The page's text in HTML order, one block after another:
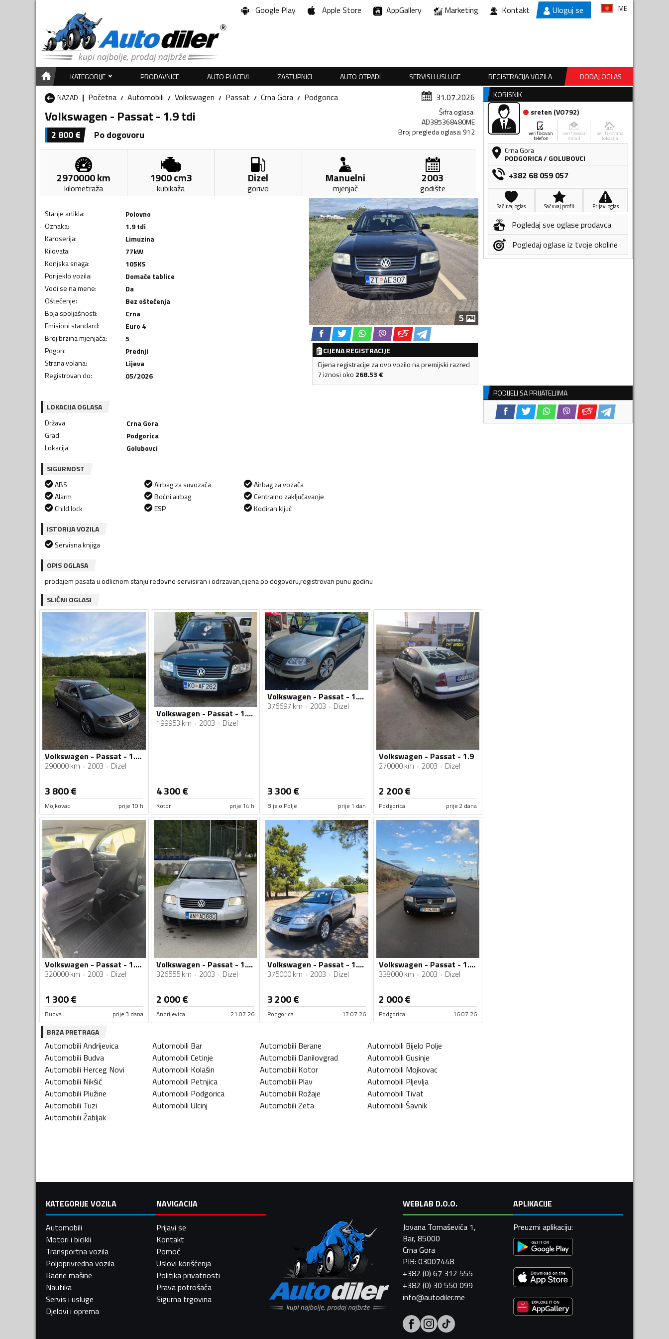
Google Play Apple Store AppGallery Marketing Kontakt Uloguj se ME
KATEGORIJE PRODAVNICE AUTO PLACEVI ZASTUPNICI AUTO OTPADI SERVISI I USLUGE REGISTRACIJA VOZILA
DODAJ OGLAS
NAZAD
Početna Automobili Volkswagen Passat Crna Gora Podgorica 31.07.2026
Volkswagen - Passat - 1.9 tdi
2 800€ Po dogovoru
Šifra oglasa:
AD385368480ME
Broj pregleda oglasa: 912
2970000km
kilometraža
1900cm3
kubikaža
Dizel
gorivo
Manuelni
mjenjač
2003
godište
Stanje artikla:
Polovno
Oznaka:
1.9 tdi
Karoserija:
Limuzina
Kilovata: 77kW
Konjska snaga: 105KS
Porijeklo vozila:
Domaće tablice
Vodi se na mene:
Da
Oštećenje:
Bez oštećenja
Boja spoljašnosti:
Crna
Emisioni standard:
Euro 4
Broj brzina mjenjača:
5
Pogon:
Prednji
Strana volana:
Lijeva
Registrovan do: 05/2026
5
CIJENA REGISTRACIJE
Cijena registracije za ovo vozilo na premijski razred
7 iznosi oko 268.53 €
LOKACIJA OGLASA
Država
Crna Gora
Grad
Podgorica
Lokacija
Golubovci
SIGURNOST
ABS
Alarm
Child lock
Airbag za suvozača
Bočni airbag
ESP
Airbag za vozača
Centralno zaključavanje
Kodiran ključ
ISTORIJA VOZILA
Servisna knjiga
OPIS OGLASA
prodajem pasata u odlicnom stanju redovno servisiran i odrzavan,cijena po dogovoru,registrovan punu godinu
SLIČNI OGLASI
Volkswagen - Passat - 1.9 96
290000 km 2003 Dizel
3 800€
Mojkovac prije 10 h
Volkswagen - Passat - 1.9TDI 96 kw
199953 km 2003 Dizel
4 300€
Kotor prije 14 h
Volkswagen - Passat - 1.9 tdi
376697 km 2003 Dizel
3 300€
Bijelo Polje prije 1 dan
Volkswagen - Passat - 1.9
270000 km 2003 Dizel
2 200€
Podgorica prije 2 dana
Volkswagen - Passat - 1.9 tdi 74kw
320000 km 2003 Dizel
1 300€
Budva prije 3 dana
Volkswagen - Passat - 1.9 tdi
326555 km 2003 Dizel
2 000€
Andrijevica 21.07.26
Volkswagen - Passat - 1.9 tdi
375000 km 2003 Dizel
3 200€
Podgorica 17.07.26
Volkswagen - Passat - 1.9TDI
338000 km 2003 Dizel
2 000€
Podgorica 16.07.26
BRZA PRETRAGA
Automobili Andrijevica Automobili Bar Automobili Berane Automobili Bijelo Polje
Automobili Budva Automobili Cetinje Automobili Danilovgrad Automobili Gusinje
Automobili Herceg Novi Automobili Kolašin Automobili Kotor Automobili Mojkovac
Automobili Nikšić Automobili Petnjica Automobili Plav Automobili Pljevlja
Automobili Plužine Automobili Podgorica Automobili Rožaje Automobili Tivat
Automobili Tuzi Automobili Ulcinj Automobili Zeta Automobili Šavnik
Automobili Žabljak
KORISNIK
sreten (VO792)
verifikovan
telefon
verifikovan
email
verifikovana
lokacija
Crna Gora
PODGORICA/ GOLUBOVCI
+382 68 059 057
Sačuvaj oglas Sačuvaj profil Prijavi oglas
Pogledaj sve oglase prodavca
Pogledaj oglase iz tvoje okoline
PODIJELI SA PRIJATELJIMA
KATEGORIJE VOZILA
Automobili
Motori i bicikli
Transportna vozila
Poljoprivredna vozila
Radne mašine
Nautika
Servis i usluge
Djelovi i oprema
NAVIGACIJA
Prijavi se
Kontakt
Pomoć
Uslovi korišćenja
Politika privatnosti
Prava potrošača
Sigurna trgovina
WEBLAB D.O.O.
Jovana Tomaševića 1,
Bar, 85000
Crna Gora
PIB: 03007448
+382 (0) 67 312 555
+382 (0) 30 550 099
info@autodiler.me
APLIKACIJE
Preuzmi aplikaciju: